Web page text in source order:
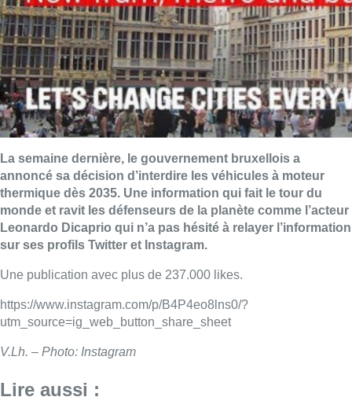
La semaine dernière, le gouvernement bruxellois a
annoncé sa décision d’interdire les véhicules à moteur
thermique dès 2035. Une information qui fait le tour du
monde et ravit les défenseurs de la planète comme l’acteur
Leonardo Dicaprio qui n’a pas hésité à relayer l’information
sur ses profils Twitter et Instagram.
Une publication avec plus de 237.000 likes.
https://www.instagram.com/p/B4P4eo8lns0/?
utm_source=ig_web_button_share_sheet
V.Lh. – Photo: Instagram
Lire aussi :